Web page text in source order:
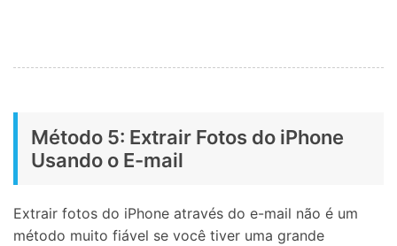
Método 5: Extrair Fotos do iPhone
Usando o E-mail
Extrair fotos do iPhone através do e-mail não é um
método muito fiável se você tiver uma grande